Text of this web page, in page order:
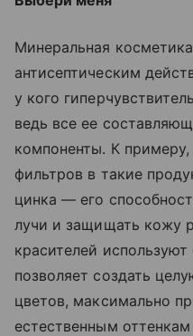
Минеральная
антисептическим
у кого
ведь все ее
компоненты. К
фильтров в такие
цинка — его
лучи и защищать кожу
красителей
позволяет создать
цветов, максимально
естественным